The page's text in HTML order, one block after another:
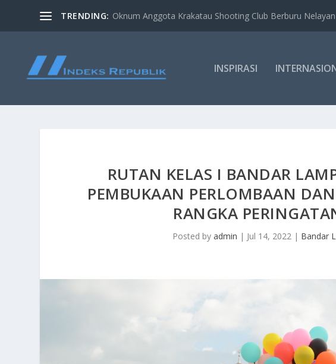
TRENDING: Oknum Anggota Krakatau Shooting Club Berburu Nelayan
INSPIRASI
RUTAN KELAS I BANDAR
PEMBUKAAN PERLOMBAAN
RANGKA
Posted by admin | Jul 14, 2022| Bandar